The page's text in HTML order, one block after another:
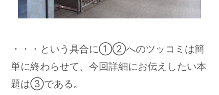
・・・という具合に①②へのツッコミは簡
単に終わらせて、今回詳細にお伝えしたい本
題は③である。